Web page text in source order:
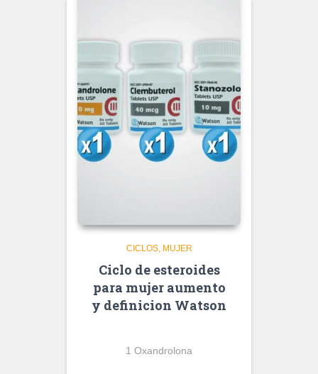
CICLOS MUJER
Ciclo de esteroides
para mujer aumento
y definicion Watson
1 Oxandrolona